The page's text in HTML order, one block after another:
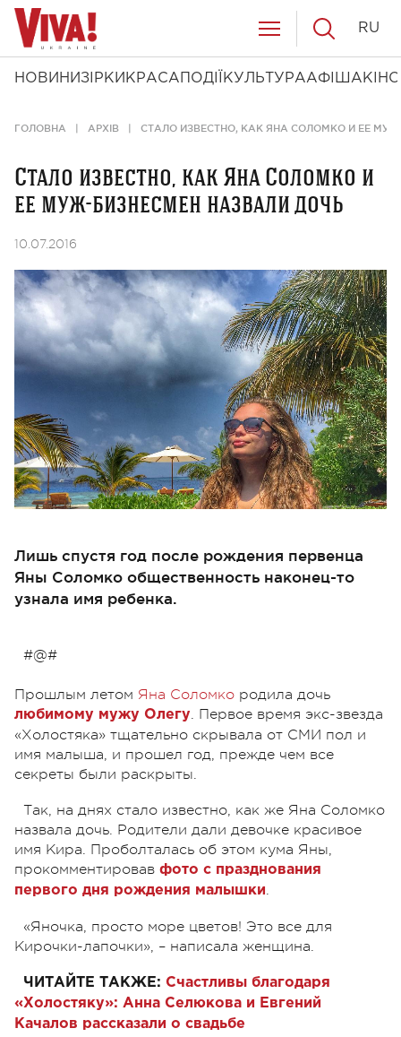
НОВИНИ ЗІРКИ КРАСА ПОДІЇ КУЛЬТУРААФІША КІНО
RU
ГОЛОВНА АРХІВ СТАЛО ИЗВЕСТНО, КАК ЯНА СОЛОМКО И ЕЕ
Стало известно, как Яна Соломко и
ее муж-бизнесмен назвали дочь
10.07.2016
Лишь спустя год после рождения первенца
Яны Соломко общественность наконец-то
узнала имя ребенка.
#@#
Прошлым летом Яна Соломко родила дочь
любимому мужу Олегу. Первое время экс-звезда
«Холостяка» тщательно скрывала от СМИ пол и
имя малыша, и прошел год, прежде чем все
секреты были раскрыты.
Так, на днях стало известно, как же Яна Соломко
назвала дочь. Родители дали девочке красивое
имя Кира. Проболталась об этом кума Яны,
прокомментировав фото с празднования
первого дня рождения малышки.
«Яночка, просто море цветов! Это все для
Кирочки-лапочки», – написала женщина.
ЧИТАЙТЕ ТАКЖЕ: Счастливы благодаря
«Холостяку»: Анна Селюкова и Евгений
Качалов рассказали о свадьбе